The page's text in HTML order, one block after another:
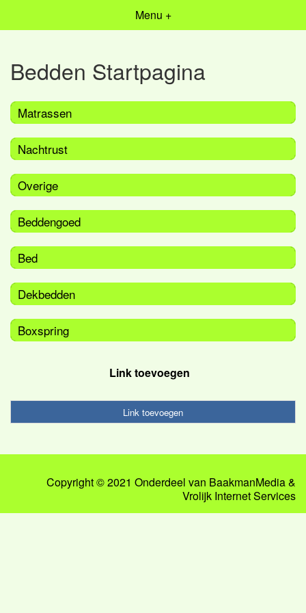
Menu +
Bedden Startpagina
Matrassen
Nachtrust
Overige
Beddengoed
Bed
Dekbedden
Boxspring
Link toevoegen
Link toevoegen
Copyright © 2021 Onderdeel van BaakmanMedia&
Vrolijk Internet Services